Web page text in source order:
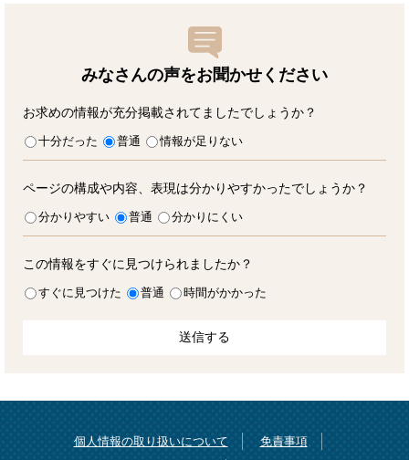
みなさんの声をお聞かせ ください
お求めの情報が充分掲載されてましたでしょうか？
十分だった 普通 情報が足りない
ページの構成や内容、表現は分かりやすかったでしょうか？
分かりやすい 普通 分かりにくい
この情報をすぐに見つけられましたか？
すぐに見つけた 普通 時間がかかった
個人情報の取り扱いについて
免責事項